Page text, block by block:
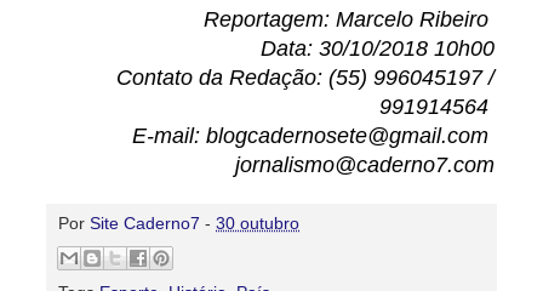
Reportagem: Marcelo Ribeiro
Data: 30/10/2018 10h00
Contato da Redação: (55) 996045197 /
991914564
E-mail: blogcadernosete@gmail.com
jornalismo@caderno7.com
Por Site Caderno7 - 30 outubro